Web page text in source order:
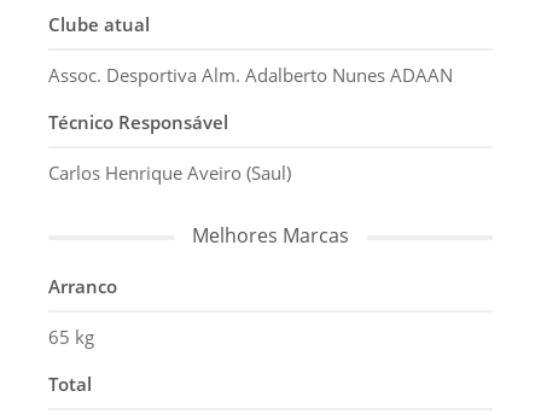
Clube atual
Assoc. Desportiva Alm. Adalberto Nunes ADAAN
Técnico Responsável
Carlos Henrique Aveiro (Saul)
Melhores Marcas
Arranco
65 kg
Total